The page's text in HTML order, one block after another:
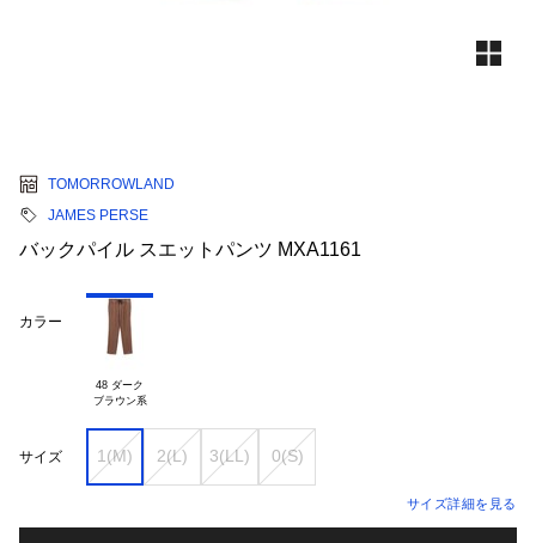
TOMORROWLAND
JAMES PERSE
バックパイル スエットパンツ MXA1161
カラー
48 ダーク
ブラウン系
サイズ 1(M) 2(L) 3(LL) 0(S)
サイズ詳細を見る